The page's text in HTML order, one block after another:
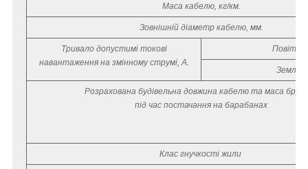
Маса кабелю, кг/км.
Зовнішній діаметр кабелю, мм.
Тривало допустимі токові
навантаження на змінному струмі, А.
Повітря
Земля
Розрахована будівельна довжина кабелю та маса
під час постачання на барабанах
Клас гнучкості жили